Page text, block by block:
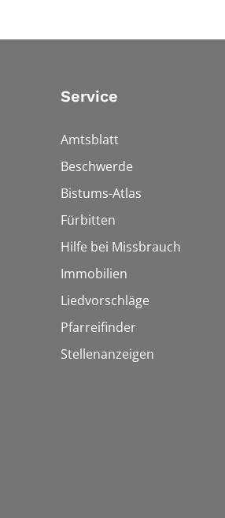
Service
Amtsblatt
Beschwerde
Bistums-Atlas
Fürbitten
Hilfe bei Missbrauch
Immobilien
Liedvorschläge
Pfarreifinder
Stellenanzeigen